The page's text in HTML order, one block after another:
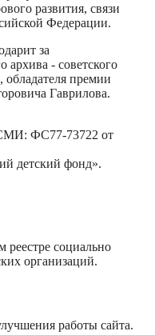
развития, связи
Федерации.
за
архива - советского
обладателя премии
Гаврилова.
СМИ: ФС77-73722 от
детский фонд».
реестре социально
организаций.
работы сайта.